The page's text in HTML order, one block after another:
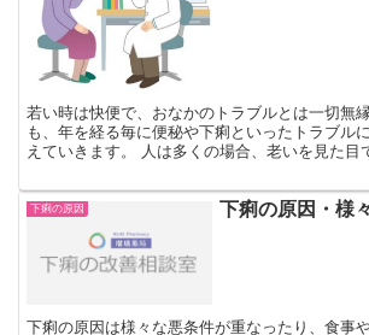
若い時は快便で、おなかのトラブルとは一切無
も、年を経る毎に便秘や下痢といったトラブル
えていきます。 人は多くの場合、老いを見た目
下痢の原因 下痢の原因・様
下痢の原因は様々な悪条件が重なったり、食事